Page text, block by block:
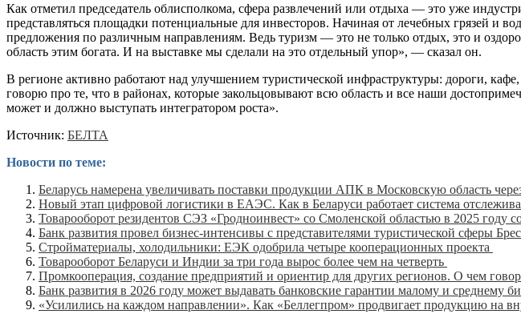
Как отметил председатель облисполкома, сфера развлечений или отдыха — это уже
представляться площадки потенциальные для инвесторов. Начиная от лечебных грязей и
предложения по различным направлениям. Ведь туризм — это не только отдых, это и
область этим богата. И на выставке мы сделали на это отдельный упор», — сказал он.
В регионе активно работают над улучшением туристической инфраструктуры: дороги,
говорю про те, что в районах, которые закольцовывают всю область и все наши
может и должно выступать интегратором роста».
Источник: БЕЛТА
Новости по теме:
Беларусь намерена увеличивать поставки продукции АПК в Московскую область
Новый этап цифровой логистики в ЕАЭС. Как в Беларуси работает система
Товарооборот резидентов СЭЗ «Гродноинвест» со Смоленской областью в 2025 году
Банк развития провел бизнес-интенсивы с представителями туристической сферы
Стройматериалы, холодильники: ЕЭК одобрила четыре кооперационных проекта
Товарооборот Беларуси и Индии за три года вырос более чем на четверть
Промкооперация, создание предприятий и ориентир для других регионов. О чем
Банк развития в 2026 году может выдавать банковские гарантии малому и среднему
«Усилились на каждом направлении». Как «Беллегпром» продвигает продукцию на